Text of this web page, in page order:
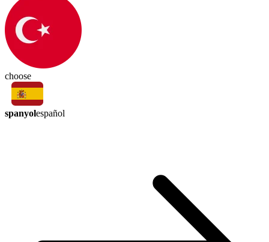
choose
spanyolespañol